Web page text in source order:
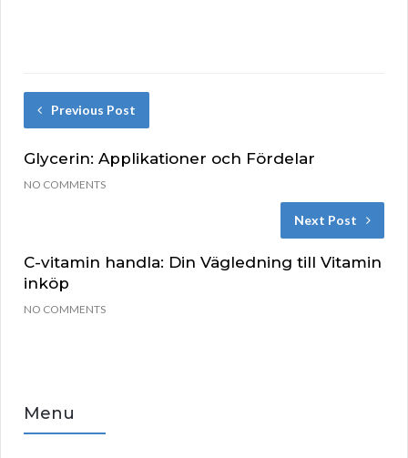
Previous Post
Glycerin: Applikationer och Fördelar
NO COMMENTS
Next Post
C-vitamin handla: Din Vägledning till Vitamin
inköp
NO COMMENTS
Menu